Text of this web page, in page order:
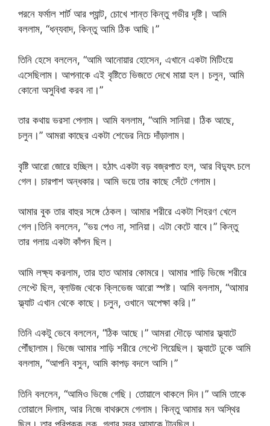
পরনে ফর্মাল শার্ট আর প্যান্ট, চোখে শান্ত কিন্তু গভীর দৃষ্টি। আমি
বললাম, “ধন্যবাদ, কিন্তু আমি ঠিক আছি।”
তিনি হেসে বললেন, “আমি আনোয়ার হোসেন, এখানে একটা মিটিংয়ে
এসেছিলাম। আপনাকে এই বৃষ্টিতে ভিজতে দেখে মায়া হল। চলুন, আমি
কোনো অসুবিধা করব না।”
তার কথায় ভরসা পেলাম। আমি বললাম, “আমি সানিয়া। ঠিক আছে,
চলুন।” আমরা কাছের একটা শেডের নিচে দাঁড়ালাম।
বৃষ্টি আরো জোরে হচ্ছিল। হঠাৎ একটা বড় বজ্রপাত হল, আর বিদ্যুৎ চলে
গেল। চারপাশ অন্ধকার। আমি ভয়ে তার কাছে সেঁটে গেলাম।
আমার বুক তার বাহুর সঙ্গে ঠেকল। আমার শরীরে একটা শিহরণ খেলে
গেল।তিনি বললেন, “ভয় পেও না, সানিয়া। এটা কেটে যাবে।” কিন্তু
তার গলায় একটা কাঁপন ছিল।
আমি লক্ষ্য করলাম, তার হাত আমার কোমরে। আমার শাড়ি ভিজে শরীরে
লেপ্টে ছিল, ব্লাউজ থেকে ক্লিভেজ আরো স্পষ্ট। আমি বললাম, “আমার
ফ্ল্যাট এখান থেকে কাছে। চলুন, ওখানে অপেক্ষা করি।”
তিনি একটু ভেবে বললেন, “ঠিক আছে।” আমরা দৌড়ে আমার ফ্ল্যাটে
পৌঁছালাম। ভিজে আমার শাড়ি শরীরে লেপ্টে গিয়েছিল। ফ্ল্যাটে ঢুকে আমি
বললাম, “আপনি বসুন, আমি কাপড় বদলে আসি।”
তিনি বললেন, “আমিও ভিজে গেছি। তোয়ালে থাকলে দিন।” আমি তাকে
তোয়ালে দিলাম, আর নিজে বাথরুমে গেলাম। কিন্তু আমার মন অস্থির